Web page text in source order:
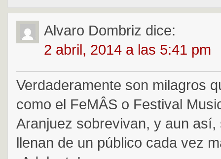
Alvaro Dombriz dice:
2 abril, 2014 a las 5:41 pm
Verdaderamente son milagros
como el FeMÂS o Festival
Aranjuez sobrevivan, y aun así,
llenan de un público cada vez